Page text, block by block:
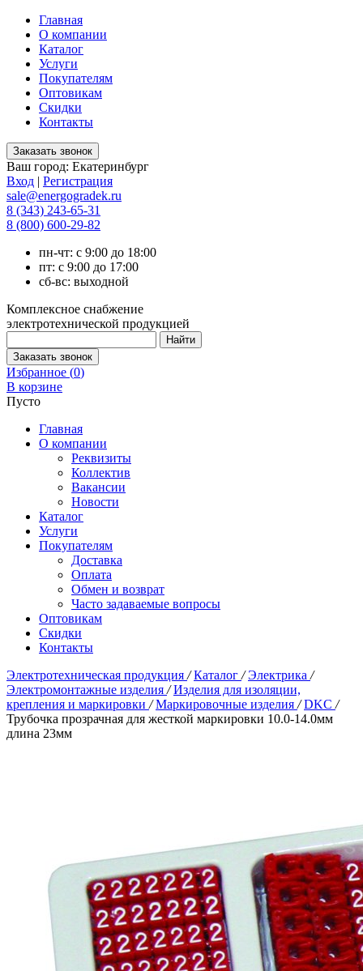
Главная
О компании
Каталог
Услуги
Покупателям
Оптовикам
Скидки
Контакты
Ваш город: Екатеринбург
Вход | Регистрация
sale@energogradek.ru
8 (343) 243-65-31
8 (800) 600-29-82
пн-чт: с 9:00 до 18:00
пт: с 9:00 до 17:00
сб-вс: выходной
Комплексное снабжение
электротехнической продукцией
Избранное (0)
В корзине
Пусто
Главная
О компании
Реквизиты
Коллектив
Вакансии
Новости
Каталог
Услуги
Покупателям
Доставка
Оплата
Обмен и возврат
Часто задаваемые вопросы
Оптовикам
Скидки
Контакты
Электротехническая продукция / Каталог / Электрика /
Электромонтажные изделия / Изделия для изоляции,
крепления и маркировки / Маркировочные изделия / DKC /
Трубочка прозрачная для жесткой маркировки 10.0-14.0мм
длина 23мм